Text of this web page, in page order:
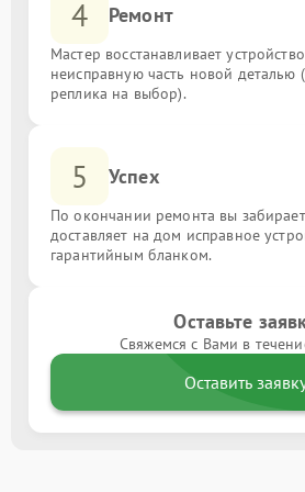
4 Ремонт
Мастер восстанавливает
неисправную часть новой деталью
реплика на выбор).
5 Успех
По окончании ремонта вы
доставляет на дом исправное
гарантийным бланком.
Оставьте
Свяжемся с Вами в
Оставить